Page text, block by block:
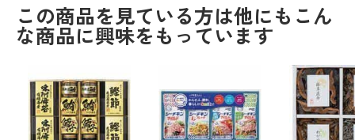
この商品を見ている方は他にもこん
な商品に興味をもっています